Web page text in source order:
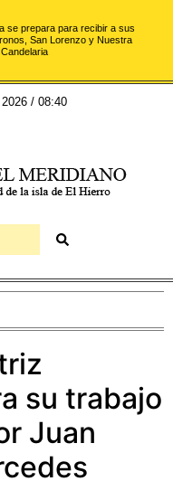
se prepara para recibir a sus
San Lorenzo y Nuestra
/ 08:40
su trabajo
Juan